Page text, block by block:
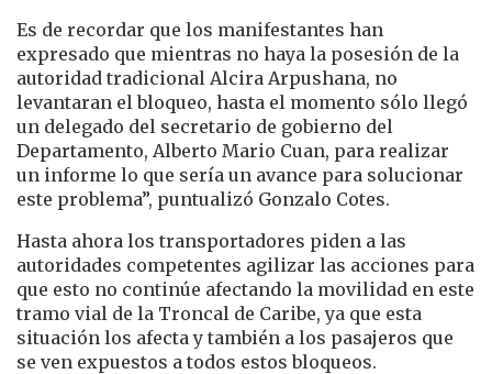
Es de recordar que los manifestantes han
expresado que mientras no haya la posesión de la
autoridad tradicional Alcira Arpushana, no
levantaran el bloqueo, hasta el momento sólo llegó
un delegado del secretario de gobierno del
Departamento, Alberto Mario Cuan, para realizar
un informe lo que sería un avance para solucionar
este problema”, puntualizó Gonzalo Cotes.
Hasta ahora los transportadores piden a las
autoridades competentes agilizar las acciones para
que esto no continúe afectando la movilidad en este
tramo vial de la Troncal de Caribe, ya que esta
situación los afecta y también a los pasajeros que
se ven expuestos a todos estos bloqueos.